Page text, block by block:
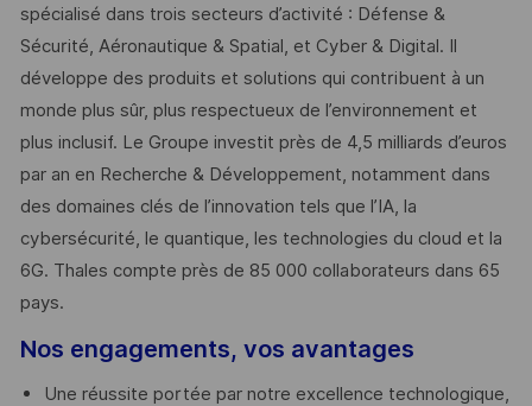
spécialisé dans trois secteurs d’activité : Défense &
Sécurité, Aéronautique & Spatial, et Cyber & Digital. Il
développe des produits et solutions qui contribuent à un
monde plus sûr, plus respectueux de l’environnement et
plus inclusif. Le Groupe investit près de 4,5 milliards d’euros
par an en Recherche & Développement, notamment dans
des domaines clés de l’innovation tels que l’IA, la
cybersécurité, le quantique, les technologies du cloud et la
6G. Thales compte près de 85 000 collaborateurs dans 65
pays. ​
Nos engagements, vos avantages
Une réussite portée par notre excellence technologique,